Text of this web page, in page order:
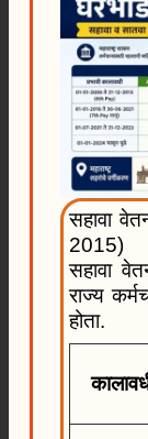
सहावा
2015)
सहावा
राज्य
होता.